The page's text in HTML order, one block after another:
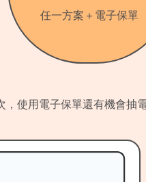
任一方案＋電子保單
使用電子保單還有機會抽